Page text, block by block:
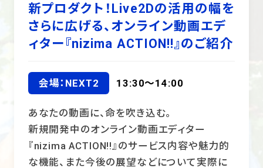
新プロダクト！Live2Dの活用の幅を
さらに広げる、オンライン動画エデ
ィター『nizima ACTION!!』のご紹介
会場：NEXT2 13:30～14:00
あなたの動画に、命を吹き込む。
新規開発中のオンライン動画エディター
『nizima ACTION!!』のサービス内容や魅力的
な機能、また今後の展望などについて実際に